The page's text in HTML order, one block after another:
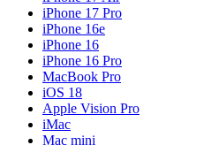
iPhone 17 Pro
iPhone 16e
iPhone 16
iPhone 16 Pro
MacBook Pro
iOS 18
Apple Vision Pro
iMac
Mac mini